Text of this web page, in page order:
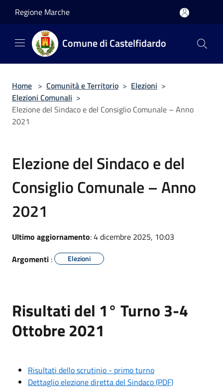
Regione Marche
Comune di Castelfidardo
Home > Comunità e Territorio > Elezioni >
Elezioni Comunali >
Elezione del Sindaco e del Consiglio Comunale – Anno
2021
Elezione del Sindaco e del
Consiglio Comunale – Anno
2021
Ultimo aggiornamento: 4 dicembre 2025, 10:03
Argomenti : Elezioni
Risultati del 1° Turno 3-4
Ottobre 2021
Risultati dello scrutinio - primo turno
Dettaglio elezione diretta del Sindaco (PDF)